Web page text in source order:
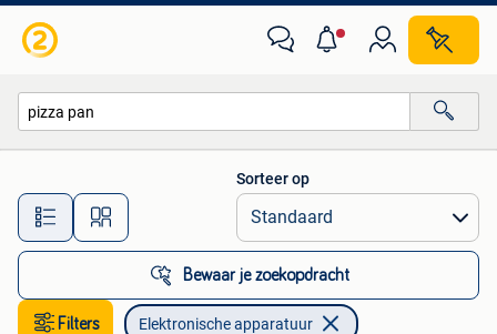
Alle afstanden…
Sorteer op
Bewaar je zoekopdracht
Filters Elektronische apparatuur